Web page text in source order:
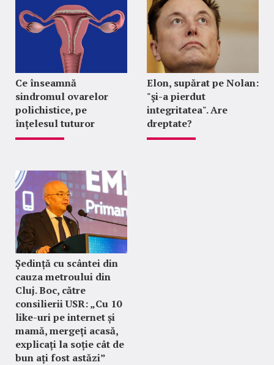
Ce înseamnă
sindromul ovarelor
polichistice, pe
înțelesul tuturor
Elon, supărat pe Nolan:
"şi-a pierdut
integritatea". Are
dreptate?
Ședință cu scântei din
cauza metroului din
Cluj. Boc, către
consilierii USR: „Cu 10
like-uri pe internet și
mamă, mergeți acasă,
explicați la soție cât de
bun ați fost astăzi”